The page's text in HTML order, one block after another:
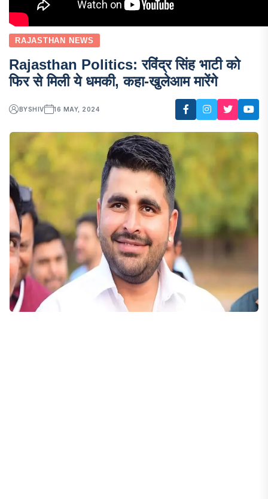
RAJASTHAN NEWS
Rajasthan Politics: रविंद्र सिंह भाटी को
फिर से मिली ये धमकी, कहा-खुलेआम मारेंगे
BYSHIV 16 MAY, 2024